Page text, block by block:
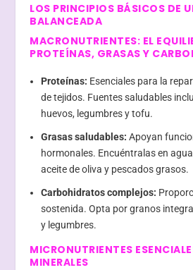
LOS PRINCIPIOS BÁSICOS DE
BALANCEADA
MACRONUTRIENTES: EL
PROTEÍNAS, GRASAS Y
Proteínas: Esenciales para la
de tejidos. Fuentes saludables
huevos, legumbres y tofu.
Grasas saludables: Apoyan
hormonales. Encuéntralas en
aceite de oliva y pescados grasos.
Carbohidratos complejos:
sostenida. Opta por granos
y legumbres.
MICRONUTRIENTES
MINERALES